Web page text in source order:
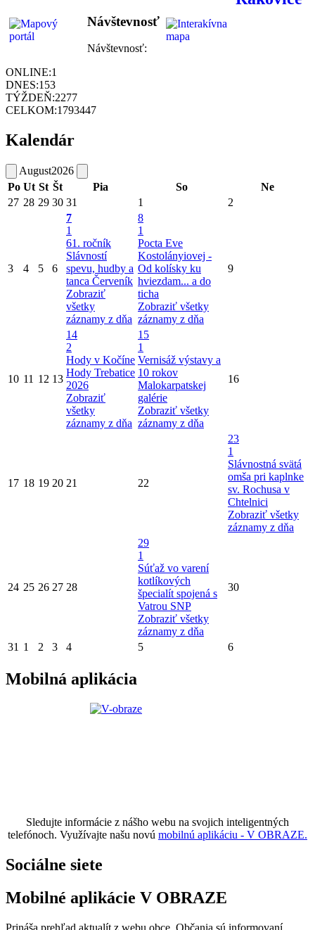
Návštevnosť
Návštevnosť:
ONLINE:1
DNES:153
TÝŽDEŇ:2277
CELKOM:1793447
Kalendár
August2026
Po Ut St Št Pia So
Ne
27 28 29 30 31 1 2
3 4 5 6
7
1
61. ročník
Slávností
spevu, hudby a
tanca Červeník
Zobraziť
všetky
záznamy z dňa
8
1
Pocta Eve
Kostolányiovej -
Od kolísky ku
hviezdam... a do
ticha
Zobraziť všetky
záznamy z dňa
9
10 11 12 13
14
2
Hody v Kočíne
Hody Trebatice
2026
Zobraziť
všetky
záznamy z dňa
15
1
Vernisáž výstavy a
10 rokov
Malokarpatskej
galérie
Zobraziť všetky
záznamy z dňa
16
17 18 19 20 21 22
23
1
Slávnostná svätá
omša pri kaplnke
sv. Rochusa v
Chtelnici
Zobraziť všetky
záznamy z dňa
24 25 26 27 28
29
1
Súťaž vo varení
kotlíkových
špecialít spojená s
Vatrou SNP
Zobraziť všetky
záznamy z dňa
30
31 1 2 3 4 5 6
Mobilná aplikácia
Sledujte informácie z nášho webu na svojich inteligentných
telefónoch. Využívajte našu novú mobilnú aplikáciu - V OBRAZE.
Sociálne siete
Mobilné aplikácie V OBRAZE
Prináša prehľad aktualít z webu obce. Občania sú informovaní